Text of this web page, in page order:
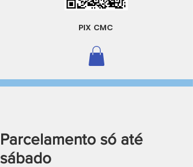
PIX CMC
Parcelamento só até
sábado